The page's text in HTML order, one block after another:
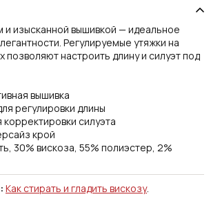
изысканной вышивкой — идеальное
Регулируемые утяжки на
позволяют настроить длину и силуэт под
вышивка
регулировки длины
силуэта
крой
30% вискоза, 55% полиэстер, 2%
Как стирать и гладить вискозу.